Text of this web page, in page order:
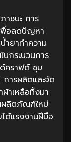
าชนะ การ
พื่อลดปัญหา
ำยาทำความ
นกระบวนการ
คราฟต์ ชุบ
ารผลิตและจัด
าเหลือทิ้งมา
ผลิตภัณฑ์ใหม่
ด้แรงงานฝีมือ